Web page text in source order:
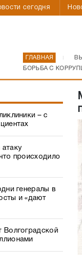
сегодня
ГЛАВНАЯ
БОРЬБА С
– с
происходило
генералы в
и «дают
Волгоградской